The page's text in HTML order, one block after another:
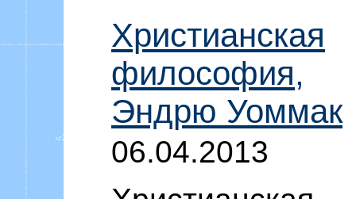
Христианская
философия,
Эндрю Уоммак
06.04.2013